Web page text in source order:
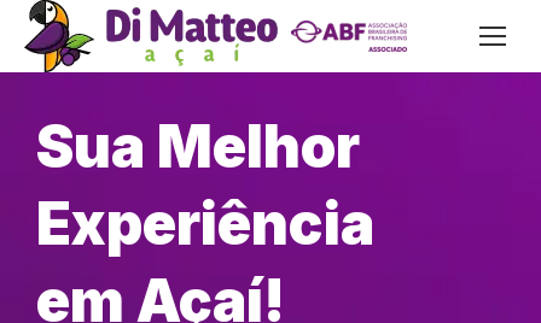
Sua Melhor
Experiência
em Açaí!